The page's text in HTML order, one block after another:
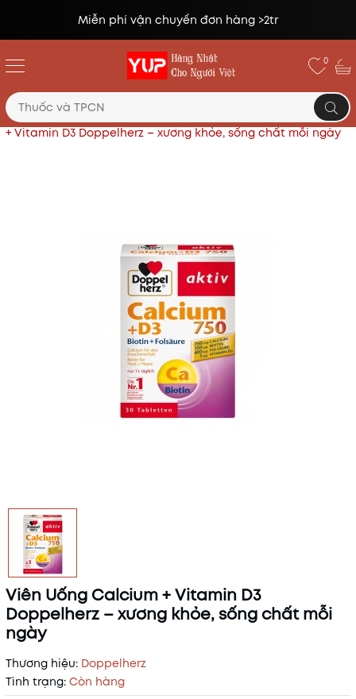
Đổi trả miễn phí lên tới 14 ngày*
0
Trang chủ Thực phẩm chức năng
Viên Uống Calcium
+ Vitamin D3 Doppelherz – xương khỏe, sống chất mỗi ngày
Viên Uống Calcium + Vitamin D3
Doppelherz – xương khỏe, sống chất mỗi
ngày
Thương hiệu: Doppelherz
Tình trạng: Còn hàng